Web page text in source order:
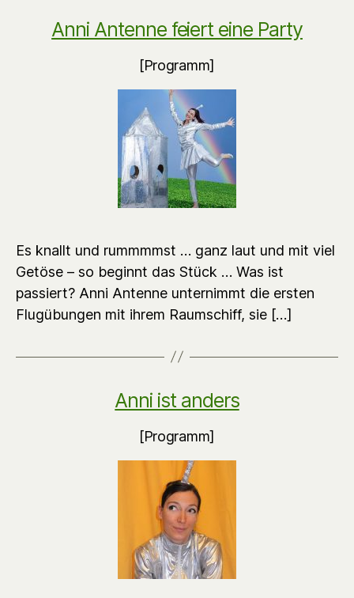
Anni Antenne feiert eine Party
[Programm]
Es knallt und rummmmst … ganz laut und mit viel
Getöse – so beginnt das Stück … Was ist
passiert? Anni Antenne unternimmt die ersten
Flugübungen mit ihrem Raumschiff, sie […]
Anni ist anders
[Programm]